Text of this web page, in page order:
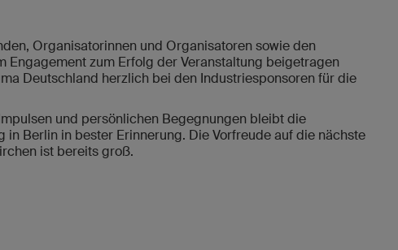
Organisatorinnen und Organisatoren sowie den
Engagement zum Erfolg der Veranstaltung beigetragen
Deutschland herzlich bei den Industriesponsoren für die
und persönlichen Begegnungen bleibt die
Berlin in bester Erinnerung. Die Vorfreude auf die nächste
ist bereits groß.